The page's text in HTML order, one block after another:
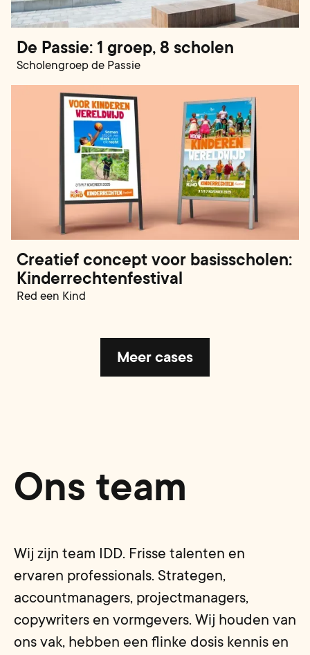
De Passie: 1 groep, 8 scholen
Scholengroep de Passie
Creatief concept voor basisscholen:
Kinderrechtenfestival
Red een Kind
Meer cases
Ons team
Wij zijn team IDD. Frisse talenten en
ervaren professionals. Strategen,
accountmanagers, projectmanagers,
copywriters en vormgevers. Wij houden van
ons vak, hebben een flinke dosis kennis en